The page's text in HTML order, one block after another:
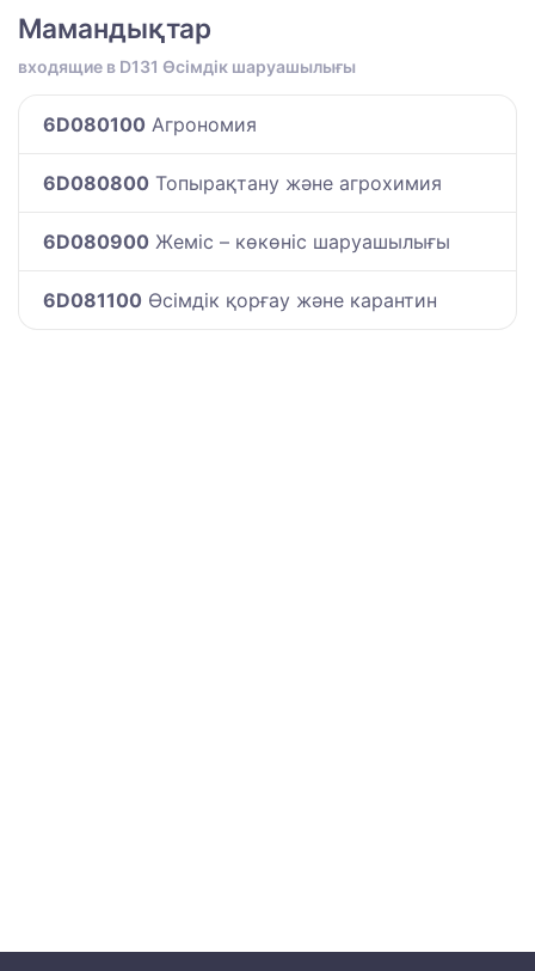
Мамандықтар
входящие в D131 Өсімдік шаруашылығы
6D080100 Агрономия
6D080800 Топырақтану және агрохимия
6D080900 Жеміс – көкөніс шаруашылығы
6D081100 Өсімдік қорғау және карантин